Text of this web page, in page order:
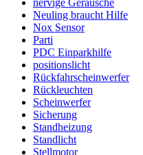
nervige Geräusche
Neuling braucht Hilfe
Nox Sensor
Parti
PDC Einparkhilfe
positionslicht
Rückfahrscheinwerfer
Rückleuchten
Scheinwerfer
Sicherung
Standheizung
Standlicht
Stellmotor